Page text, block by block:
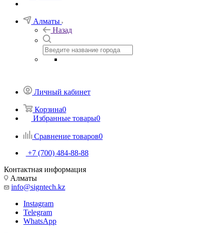
Алматы
Назад
Личный кабинет
Корзина0
Избранные товары0
Сравнение товаров0
+7 (700) 484-88-88
Контактная информация
Алматы
info@signtech.kz
Instagram
Telegram
WhatsApp